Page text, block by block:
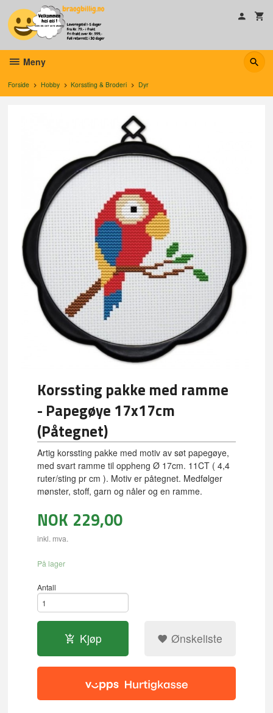
innholdet
Meny
Forside Hobby Korssting & Broderi Dyr
Korssting pakke med ramme
- Papegøye 17x17cm
(Påtegnet)
Artig korssting pakke med motiv av søt papegøye,
med svart ramme til oppheng Ø 17cm. 11CT ( 4,4
ruter/sting pr cm ). Motiv er påtegnet. Medfølger
mønster, stoff, garn og nåler og en ramme.
NOK 229,00
inkl. mva.
På lager
Antall
Kjøp Ønskeliste